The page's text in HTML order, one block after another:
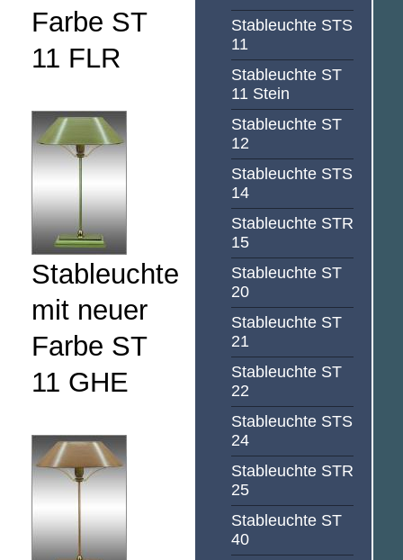
Farbe ST
11 FLR
Stableuchte
mit neuer
Farbe ST
11 GHE
Stableuchte STS
11
Stableuchte ST
11 Stein
Stableuchte ST
12
Stableuchte STS
14
Stableuchte STR
15
Stableuchte ST
20
Stableuchte ST
21
Stableuchte ST
22
Stableuchte STS
24
Stableuchte STR
25
Stableuchte ST
40